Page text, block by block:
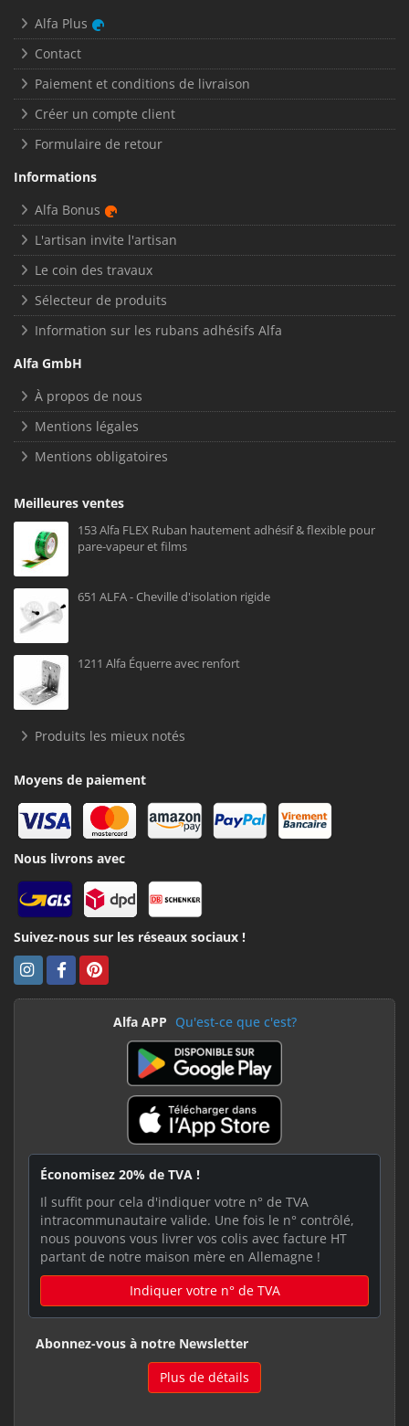
Alfa Plus
Contact
Paiement et conditions de livraison
Créer un compte client
Formulaire de retour
Informations
Alfa Bonus
L'artisan invite l'artisan
Le coin des travaux
Sélecteur de produits
Information sur les rubans adhésifs Alfa
Alfa GmbH
À propos de nous
Mentions légales
Mentions obligatoires
Meilleures ventes
153 Alfa FLEX Ruban hautement adhésif & flexible pour
pare-vapeur et films
651 ALFA - Cheville d'isolation rigide
1211 Alfa Équerre avec renfort
Produits les mieux notés
Moyens de paiement
Nous livrons avec
Suivez-nous sur les réseaux sociaux !
Alfa APP Qu'est-ce que c'est?
Économisez 20% de TVA !
Il suffit pour cela d'indiquer votre n° de TVA
intracommunautaire valide. Une fois le n° contrôlé,
nous pouvons vous livrer vos colis avec facture HT
partant de notre maison mère en Allemagne !
Indiquer votre n° de TVA
Abonnez-vous à notre Newsletter
Plus de détails